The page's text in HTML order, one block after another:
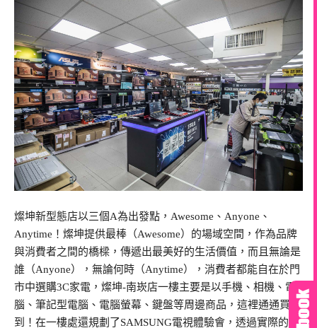
燦坤新型態店以三個A為出發點，Awesome、Anyone、
Anytime！燦坤提供最棒（Awesome）的場域空間，作為品牌
與消費者之間的橋樑，傳遞出最美好的生活價值，而且無論是
誰（Anyone），無論何時（Anytime），消費者都能自在於門
市中選購3C家電，燦坤-南崁店一樓主要是以手機、相機、電
腦、筆記型電腦、電腦螢幕、鍵盤等周邊商品，這裡通通買得
到！在一樓處還規劃了SAMSUNG電視體驗會，透過實際的體